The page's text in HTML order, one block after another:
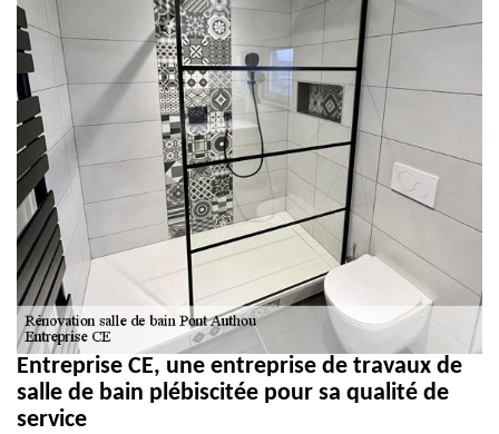
Entreprise CE, une entreprise de travaux de
salle de bain plébiscitée pour sa qualité de
service